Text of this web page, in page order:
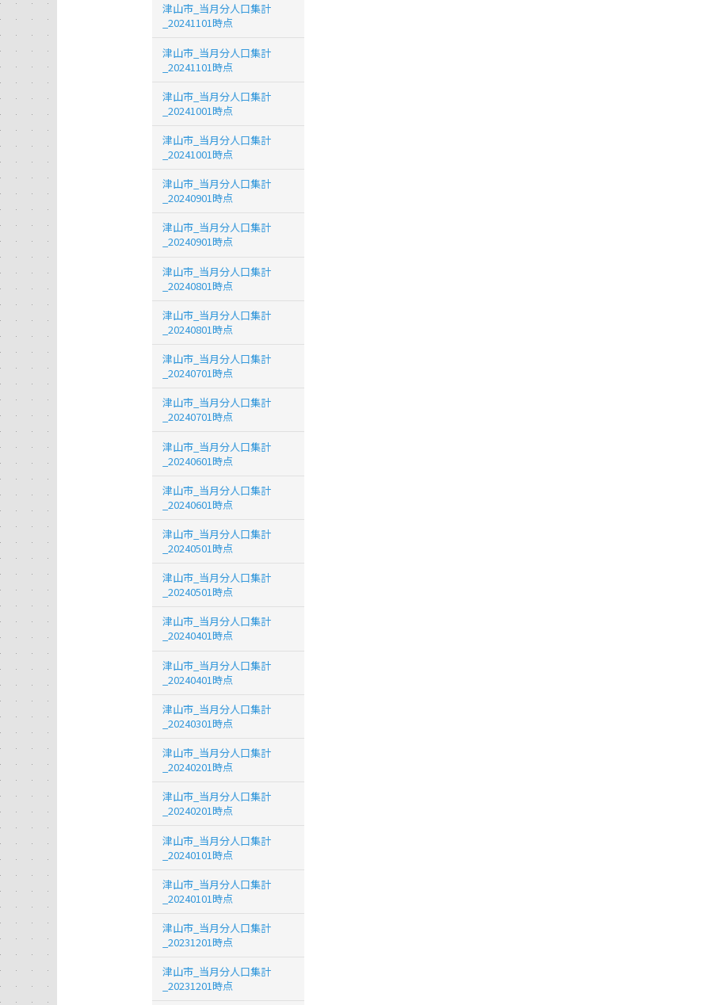
津山市_当月分人口集計
_20241101時点
津山市_当月分人口集計
_20241101時点
津山市_当月分人口集計
_20241001時点
津山市_当月分人口集計
_20241001時点
津山市_当月分人口集計
_20240901時点
津山市_当月分人口集計
_20240901時点
津山市_当月分人口集計
_20240801時点
津山市_当月分人口集計
_20240801時点
津山市_当月分人口集計
_20240701時点
津山市_当月分人口集計
_20240701時点
津山市_当月分人口集計
_20240601時点
津山市_当月分人口集計
_20240601時点
津山市_当月分人口集計
_20240501時点
津山市_当月分人口集計
_20240501時点
津山市_当月分人口集計
_20240401時点
津山市_当月分人口集計
_20240401時点
津山市_当月分人口集計
_20240301時点
津山市_当月分人口集計
_20240201時点
津山市_当月分人口集計
_20240201時点
津山市_当月分人口集計
_20240101時点
津山市_当月分人口集計
_20240101時点
津山市_当月分人口集計
_20231201時点
津山市_当月分人口集計
_20231201時点